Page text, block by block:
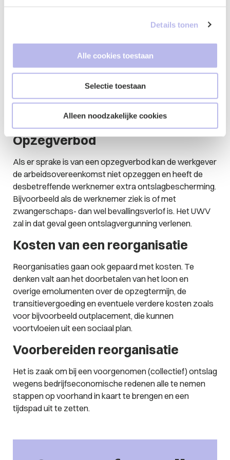
Details tonen
Alle cookies toestaan
Selectie toestaan
Alleen noodzakelijke cookies
van wezenlijke invloed kan zijn op het door de
werkgever te nemen besluit over de reorganisatie. Als
om bij elk besluit dat kan leiden tot verval van
arbeidsplaatsen of verandering van de arbeid van ten
minste 25% van het personeel advies te vragen aan de
personeelsvertegenwoordiging. Als er geen
advies worden gevraagd in een vergadering met de
Opzegverbod
Als er sprake is van een opzegverbod kan de werkgever
de arbeidsovereenkomst niet opzeggen en heeft de
desbetreffende werknemer extra ontslagbescherming.
Bijvoorbeeld als de werknemer ziek is of met
zwangerschaps- dan wel bevallingsverlof is. Het UWV
zal in dat geval geen ontslagvergunning verlenen.
Kosten van een reorganisatie
Reorganisaties gaan ook gepaard met kosten. Te
denken valt aan het doorbetalen van het loon en
overige emolumenten over de opzegtermijn, de
transitievergoeding en eventuele verdere kosten zoals
voor bijvoorbeeld outplacement, die kunnen
voortvloeien uit een sociaal plan.
Voorbereiden reorganisatie
Het is zaak om bij een voorgenomen (collectief) ontslag
wegens bedrijfseconomische redenen alle te nemen
stappen op voorhand in kaart te brengen en een
tijdspad uit te zetten.